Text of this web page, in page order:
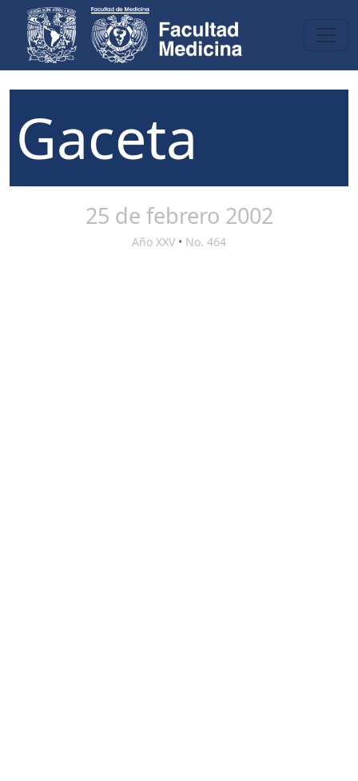
Gaceta
25 de febrero 2002
Año XXV • No. 464